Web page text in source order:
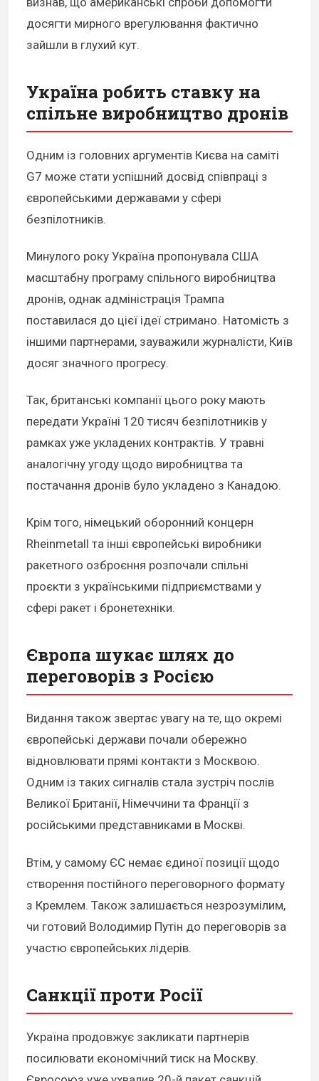
досягти мирного врегулювання фактично
зайшли в глухий кут.
Україна робить ставку на
спільне виробництво дронів
Одним із головних аргументів Києва на саміті
G7 може стати успішний досвід співпраці з
європейськими державами у сфері
безпілотників.
Минулого року Україна пропонувала США
масштабну програму спільного виробництва
дронів, однак адміністрація Трампа
поставилася до цієї ідеї стримано. Натомість з
іншими партнерами, зауважили журналісти, Київ
досяг значного прогресу.
Так, британські компанії цього року мають
передати Україні 120 тисяч безпілотників у
рамках уже укладених контрактів. У травні
аналогічну угоду щодо виробництва та
постачання дронів було укладено з Канадою.
Крім того, німецький оборонний концерн
Rheinmetall та інші європейські виробники
ракетного озброєння розпочали спільні
проєкти з українськими підприємствами у
сфері ракет і бронетехніки.
Європа шукає шлях до
переговорів з Росією
Видання також звертає увагу на те, що окремі
європейські держави почали обережно
відновлювати прямі контакти з Москвою.
Одним із таких сигналів стала зустріч послів
Великої Британії, Німеччини та Франції з
російськими представниками в Москві.
Втім, у самому ЄС немає єдиної позиції щодо
створення постійного переговорного формату
з Кремлем. Також залишається незрозумілим,
чи готовий Володимир Путін до переговорів за
участю європейських лідерів.
Санкції проти Росії
Україна продовжує закликати партнерів
посилювати економічний тиск на Москву.